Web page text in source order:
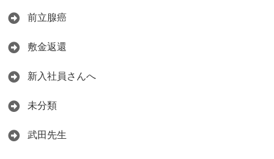
前立腺癌
敷金返還
新入社員さんへ
未分類
武田先生